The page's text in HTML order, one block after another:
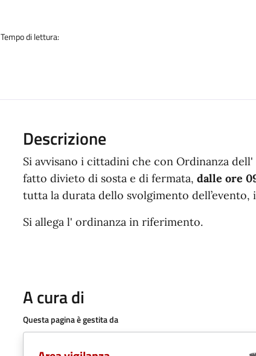
Tempo di lettura:
Descrizione
Si avvisano i cittadini che con Ordinanza dell'
fatto divieto di sosta e di fermata, dalle ore
tutta la durata dello svolgimento dell’evento, i
Si allega l' ordinanza in riferimento.
A cura di
Questa pagina è gestita da